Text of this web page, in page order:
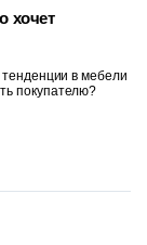
хочет
в мебели
покупателю?